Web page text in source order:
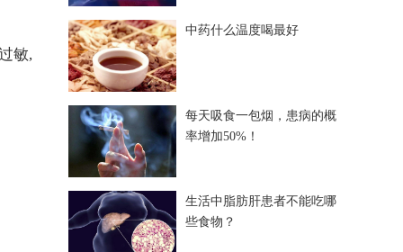
敏,
中药什么温度喝最好
每天吸食一包烟，患病的概
率增加50%！
生活中脂肪肝患者不能吃哪
些食物？